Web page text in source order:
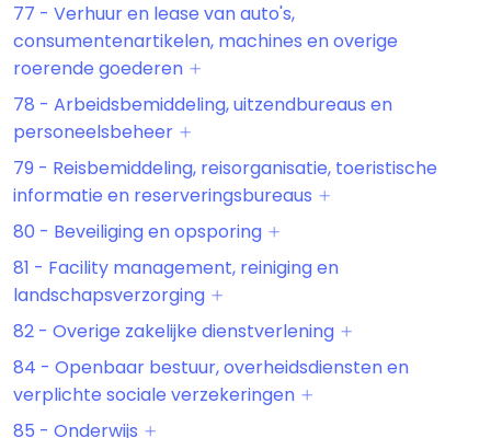
77 - Verhuur en lease van auto's,
consumentenartikelen, machines en overige
roerende goederen
78 - Arbeidsbemiddeling, uitzendbureaus en
personeelsbeheer
79 - Reisbemiddeling, reisorganisatie, toeristische
informatie en reserveringsbureaus
80 - Beveiliging en opsporing
81 - Facility management, reiniging en
landschapsverzorging
82 - Overige zakelijke dienstverlening
84 - Openbaar bestuur, overheidsdiensten en
verplichte sociale verzekeringen
85 - Onderwijs